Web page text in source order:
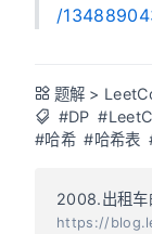
/
题解 >
#DP
#哈希 #哈希表
2008.出租车
https://